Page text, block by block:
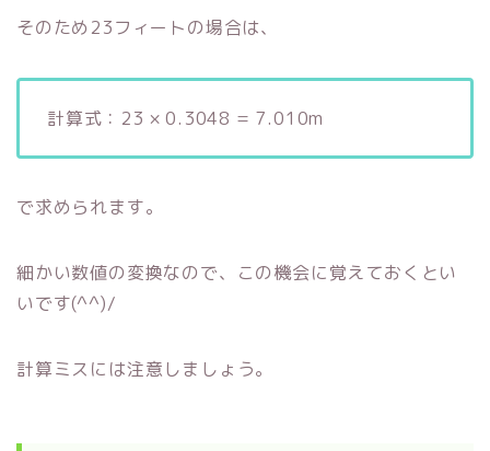
そのため23フィートの場合は、
計算式：23 × 0.3048 = 7.010m
で求められます。
細かい数値の変換なので、この機会に覚えておくとい
いです(^^)/
計算ミスには注意しましょう。